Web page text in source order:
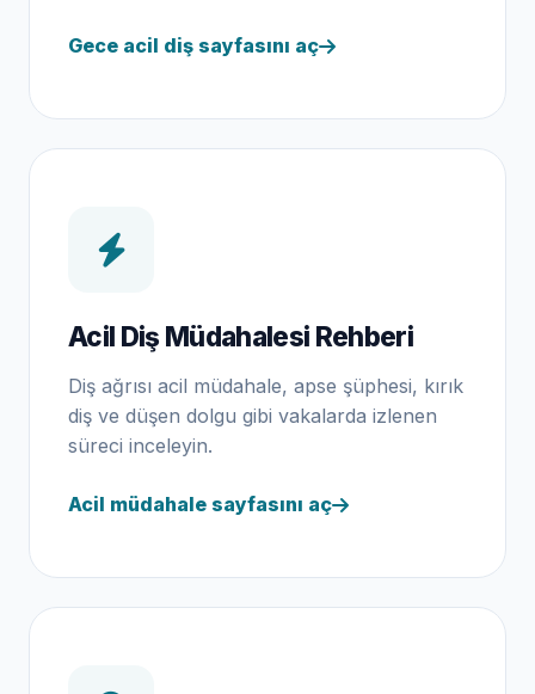
Gece acil diş sayfasını aç
Acil Diş Müdahalesi Rehberi
Diş ağrısı acil müdahale, apse şüphesi, kırık
diş ve düşen dolgu gibi vakalarda izlenen
süreci inceleyin.
Acil müdahale sayfasını aç